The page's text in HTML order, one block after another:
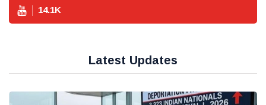
14.1K
Latest Updates